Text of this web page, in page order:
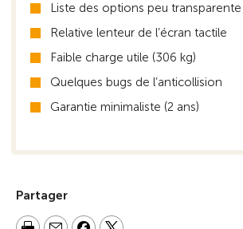
Liste des options peu transparente
Relative lenteur de l’écran tactile
Faible charge utile (306 kg)
Quelques bugs de l’anticollision
Garantie minimaliste (2 ans)
Partager